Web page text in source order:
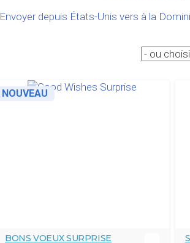
Envoyer depuis États-Unis vers à la
NOUVEAU
BONS VOEUX SURPRISE